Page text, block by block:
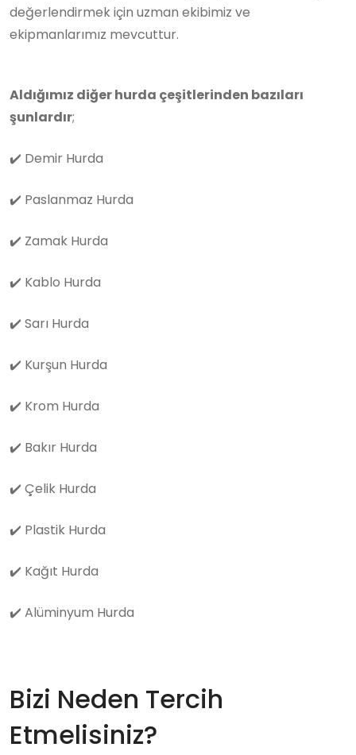
değerlendirmek için uzman ekibimiz ve
ekipmanlarımız mevcuttur.
Aldığımız diğer hurda çeşitlerinden bazıları
şunlardır;
✔️ Demir Hurda
✔️ Paslanmaz Hurda
✔️ Zamak Hurda
✔️ Kablo Hurda
✔️ Sarı Hurda
✔️ Kurşun Hurda
✔️ Krom Hurda
✔️ Bakır Hurda
✔️ Çelik Hurda
✔️ Plastik Hurda
✔️ Kağıt Hurda
✔️ Alüminyum Hurda
Bizi Neden Tercih
Etmelisiniz?